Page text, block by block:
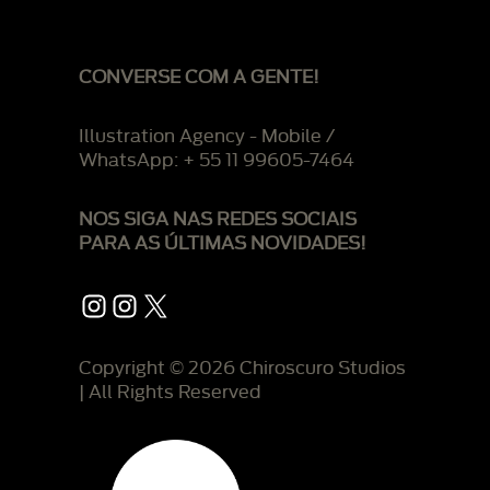
CONVERSE COM A GENTE!
Illustration Agency - Mobile /
WhatsApp: + 55 11 99605-7464
NOS SIGA NAS REDES SOCIAIS
PARA AS ÚLTIMAS NOVIDADES!
Instagram
Instagram
X
Copyright © 2026 Chiroscuro Studios
| All Rights Reserved